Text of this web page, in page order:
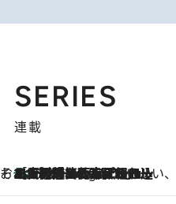
SERIES
連載
そおだよおこの関西おいしい、おやつ紀行6 Hours Ago
［大阪府箕面市］一皿一皿目の前で仕上げられる、料理を巧みに組み込んだアシェットデセールコース「ミチル アシェット デセール（Michiru assiette dessert）」